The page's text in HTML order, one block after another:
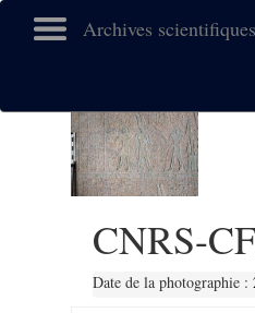
Archives
CNRS-
Date de la photographie :